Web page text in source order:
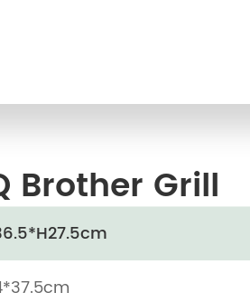
Brother Grill